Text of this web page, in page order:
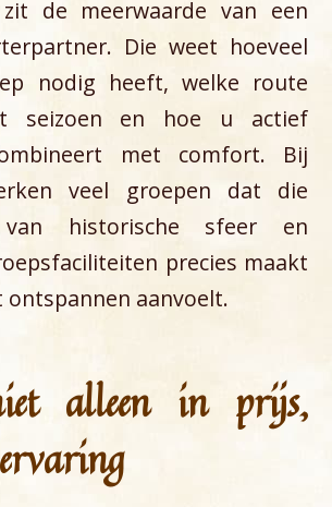
de meerwaarde van een
Die weet hoeveel
nodig heeft, welke route
seizoen en hoe u actief
met comfort. Bij
veel groepen dat die
van historische sfeer en
precies maakt
ontspannen aanvoelt.
alleen in prijs,